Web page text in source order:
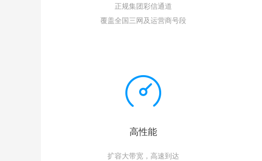
正规集团彩信通道
覆盖全国三网及运营商号段
高性能
扩容大带宽，高速到达